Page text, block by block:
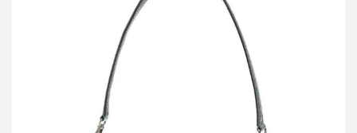
ザ ラストアートプロダクション CROCO SHOULDER LIBERO
SAGE クロコダイルレザーショルダーバッグ